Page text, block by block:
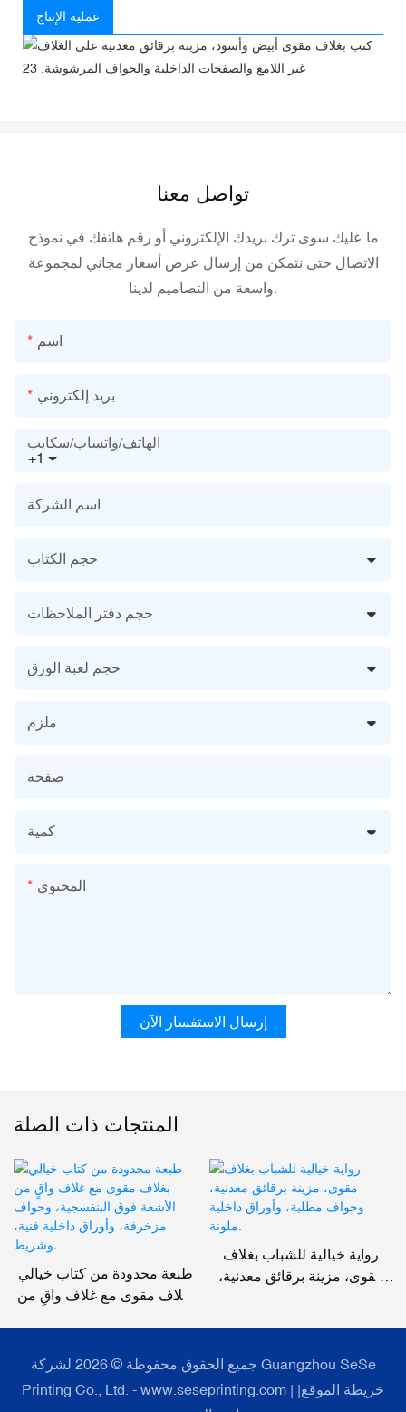
عملية الإنتاج
تواصل معنا
ما عليك سوى ترك بريدك الإلكتروني أو رقم هاتفك في نموذج
الاتصال حتى نتمكن من إرسال عرض أسعار مجاني لمجموعة
اسم
بريد إلكتروني
+1
الهاتف/واتساب/سكايب
اسم الشركة
حجم الكتاب
حجم دفتر الملاحظات
حجم لعبة الورق
ملزم
صفحة
كمية
المحتوى
إرسال الاستفسار الآن
المنتجات ذات الصلة
طبعة محدودة من كتاب خيالي
بغلاف مقوى مع غلاف واقٍ من
وشريط.
رواية خيالية للشباب بغلاف
مقوى، مزينة برقائق معدنية،
جميع الحقوق محفوظة © 2026 لشركة Guangzhou SeSe
Printing Co., Ltd. - www.seseprinting.com | خريطة الموقع|